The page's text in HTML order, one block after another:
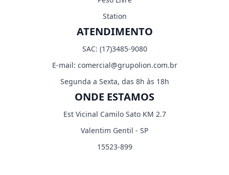
Station
ATENDIMENTO
SAC: (17)3485-9080
E-mail: comercial@grupolion.com.br
Segunda a Sexta, das 8h às 18h
ONDE ESTAMOS
Est Vicinal Camilo Sato KM 2.7
Valentim Gentil - SP
15523-899